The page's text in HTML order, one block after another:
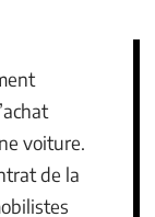
voiture.
de la